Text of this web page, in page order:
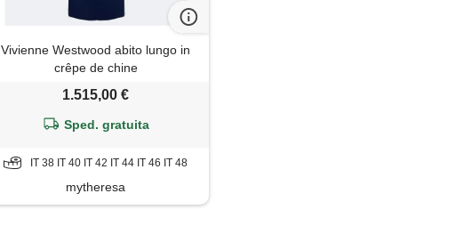
Vivienne Westwood abito lungo in
crêpe de chine
1.515,00 €
Sped. gratuita
IT 38 IT 40 IT 42 IT 44 IT 46 IT 48
mytheresa